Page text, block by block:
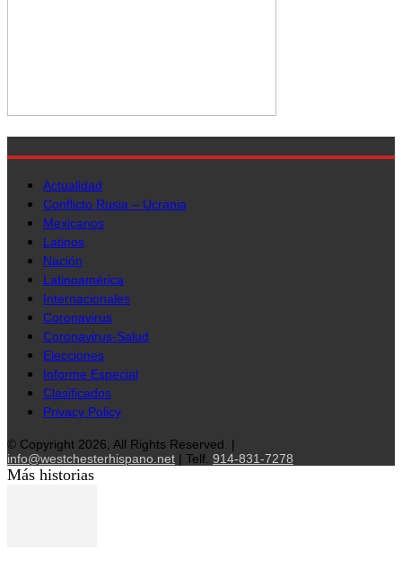
Actualidad
Conflicto Rusia – Ucrania
Mexicanos
Latinos
Nación
Latinoamérica
Internacionales
Coronavirus
Coronavirus-Salud
Elecciones
Informe Especial
Clasificados
Privacy Policy
© Copyright 2026, All Rights Reserved. |
info@westchesterhispano.net | Telf. 914-831-7278
Más historias